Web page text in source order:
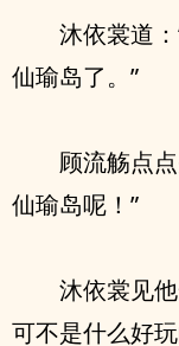
沐依裳道
仙瑜岛了。”
顾流觞点
仙瑜岛呢！”
沐依裳见
可不是什么好